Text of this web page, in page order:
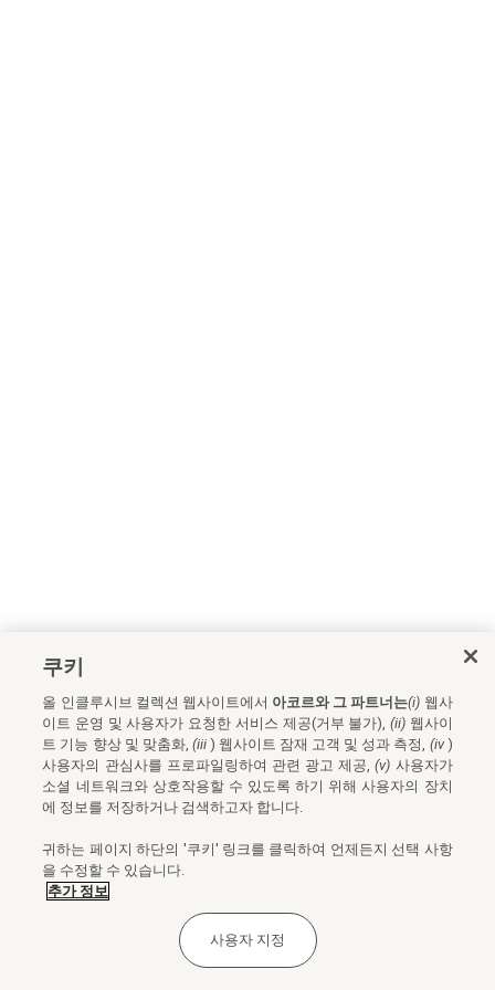
쿠키
올 인클루시브 컬렉션 웹사이트에서 아코르와 그 파트너는(i) 웹사
이트 운영 및 사용자가 요청한 서비스 제공(거부 불가), (ii)웹사이
트 기능 향상 및 맞춤화, (iii) 웹사이트 잠재 고객 및 성과 측정, (iv)
사용자의 관심사를 프로파일링하여 관련 광고 제공,(v) 사용자가
소셜 네트워크와 상호작용할 수 있도록 하기 위해 사용자의 장치
에 정보를 저장하거나 검색하고자 합니다.
귀하는 페이지 하단의 '쿠키' 링크를 클릭하여 언제든지 선택 사항
을 수정할 수 있습니다.
추가 정보
사용자 지정